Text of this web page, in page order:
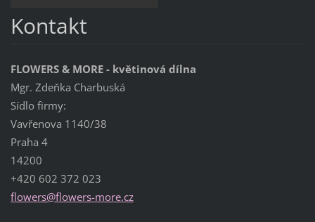
Kontakt
FLOWERS & MORE - květinová dílna
Mgr. Zdeňka Charbuská
Sídlo firmy:
Vavřenova 1140/38
Praha 4
14200
+420 602 372 023
flowers@flowers-more.cz